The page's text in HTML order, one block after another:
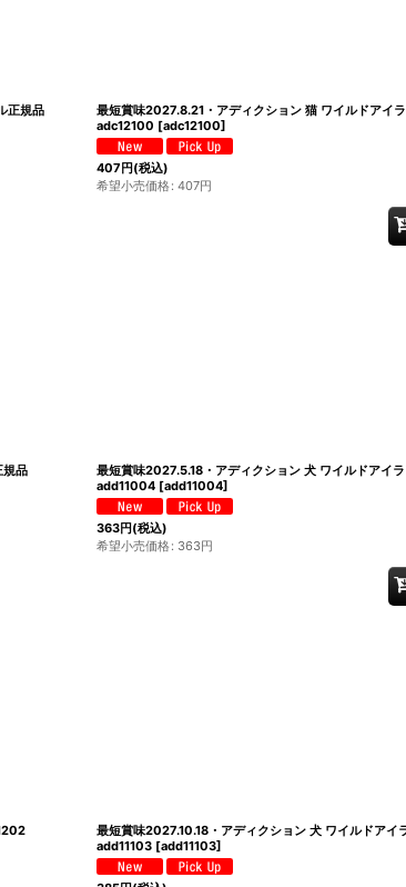
正規品
最短賞味2027.8.21・アディクション 猫 ワイルドアイ
adc12100 [adc12100]
407円(税込)
希望小売価格: 407円
規品
最短賞味2027.5.18・アディクション 犬 ワイルドアイ
add11004 [add11004]
363円(税込)
希望小売価格: 363円
最短賞味2027.10.18・アディクション 犬 ワイルドア
add11103 [add11103]